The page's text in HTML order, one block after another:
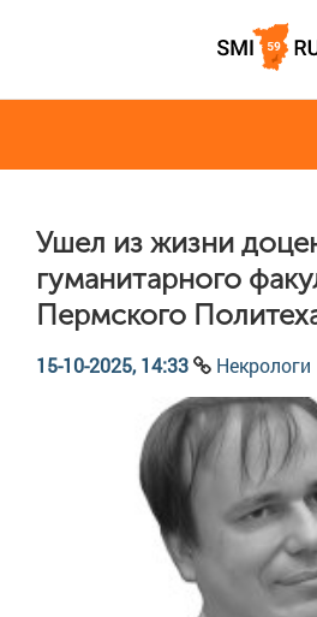
Ушел из жизни
гуманитарного
Пермского
15-10-2025, 14:33 Некрологи